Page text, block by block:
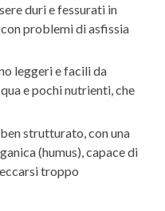
duri e fessurati in
con problemi di asfissia
leggeri e facili da
e pochi nutrienti, che
strutturato, con una
(humus), capace di
troppo